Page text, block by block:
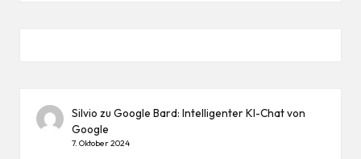
Silvio zuGoogle Bard: Intelligenter KI-Chat von
Google
7. Oktober 2024